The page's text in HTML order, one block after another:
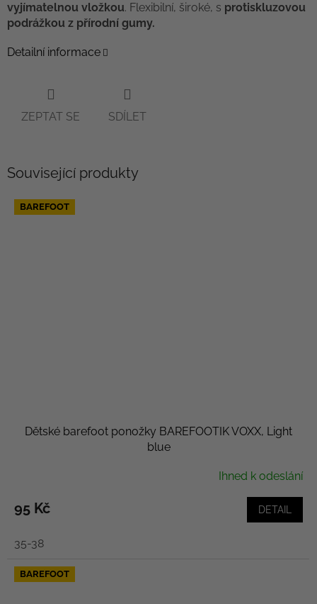
vyjímatelnou vložkou. Flexibilní, široké, s protiskluzovou
podrážkou z přírodní gumy.
Detailní informace
ZEPTAT SE SDÍLET
Související produkty
BAREFOOT
Dětské barefoot ponožky BAREFOOTIK VOXX, Light
blue
Ihned k odeslání
95 Kč DETAIL
35-38
BAREFOOT